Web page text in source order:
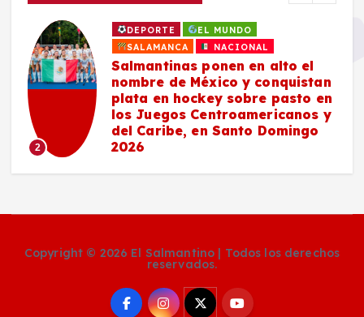
2
DEPORTE
EL MUNDO
SALAMANCA
NACIONAL
Salmantinas ponen en alto el
nombre de México y conquistan
plata en hockey sobre pasto en
los Juegos Centroamericanos y
del Caribe, en Santo Domingo
2026
Copyright © 2026 El Salmantino | Todos los derechos
reservados.